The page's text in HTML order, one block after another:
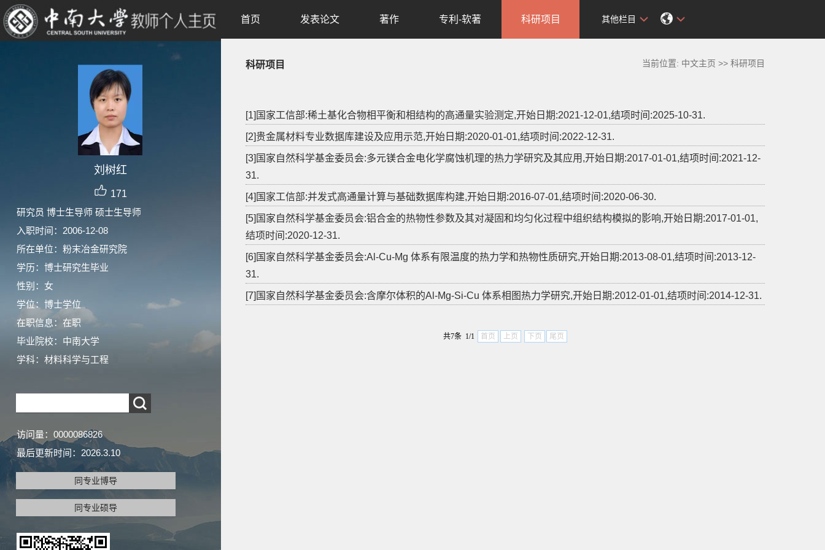
刘树红
171
研究员 博士生导师 硕士生导师
入职时间：2006-12-08
所在单位：粉末冶金研究院
学历：博士研究生毕业
性别：女
学位：博士学位
在职信息：在职
毕业院校：中南大学
学科：材料科学与工程
访问量： 0000086826
最后更新时间： 2026.3.10
同专业博导
同专业硕导
首页 发表论文 著作 专利-软著 科研项目 其他栏目
科研项目 当前位置: 中文主页 >>科研项目
[1]国家工信部:稀土基化合物相平衡和相结构的高通量实验测定,开始日期:2021-12-01,结项时间:2025-10-31.
[2]贵金属材料专业数据库建设及应用示范,开始日期:2020-01-01,结项时间:2022-12-31.
[3]国家自然科学基金委员会:多元镁合金电化学腐蚀机理的热力学研究及其应用,开始日期:2017-01-01,结项时间:2021-12-
31.
[4]国家工信部:并发式高通量计算与基础数据库构建,开始日期:2016-07-01,结项时间:2020-06-30.
[5]国家自然科学基金委员会:铝合金的热物性参数及其对凝固和均匀化过程中组织结构模拟的影响,开始日期:2017-01-01,
结项时间:2020-12-31.
[6]国家自然科学基金委员会:Al-Cu-Mg 体系有限温度的热力学和热物性质研究,开始日期:2013-08-01,结项时间:2013-12-
31.
[7]国家自然科学基金委员会:含摩尔体积的Al-Mg-Si-Cu 体系相图热力学研究,开始日期:2012-01-01,结项时间:2014-12-31.
共7条 1/1 首页 上页 下页 尾页